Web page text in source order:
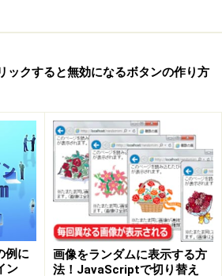
ックすると無効になるボタンの作り方
例に
ン
画像をランダムに表示する方
法！JavaScriptで切り替え